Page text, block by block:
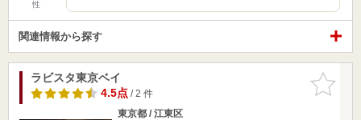
性
関連情報から探す
お気に入
りに追加
ラビスタ東京ベイ
4.5点/ 2 件
東京都 / 江東区